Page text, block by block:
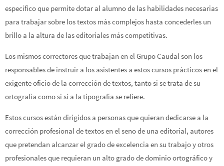
específico que permite dotar al alumno de las habilidades necesarias
para trabajar sobre los textos más complejos hasta concederles un
brillo a la altura de las editoriales más competitivas.
Los mismos correctores que trabajan en el Grupo Caudal son los
responsables de instruir a los asistentes a estos cursos prácticos en el
exigente oficio de la corrección de textos, tanto si se trata de su
ortografía como si si a la tipografía se refiere.
Estos cursos están dirigidos a personas que quieran dedicarse a la
corrección profesional de textos en el seno de una editorial, autores
que pretendan alcanzar el grado de excelencia en su trabajo y otros
profesionales que requieran un alto grado de dominio ortográfico y